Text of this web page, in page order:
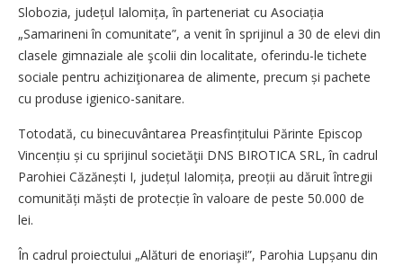
Slobozia, județul Ialomița, în parteneriat cu Asociația
„Samarineni în comunitate”, a venit în sprijinul a 30 de elevi din
clasele gimnaziale ale şcolii din localitate, oferindu-le tichete
sociale pentru achiziţionarea de alimente, precum și pachete
cu produse igienico-sanitare.
Totodată, cu binecuvântarea Preasfințitului Părinte Episcop
Vincențiu și cu sprijinul societăţii DNS BIROTICA SRL, în cadrul
Parohiei Căzănești I, județul Ialomița, preoții au dăruit întregii
comunități măști de protecție în valoare de peste 50.000 de
lei.
În cadrul proiectului „Alături de enoriaşi!”, Parohia Lupșanu din